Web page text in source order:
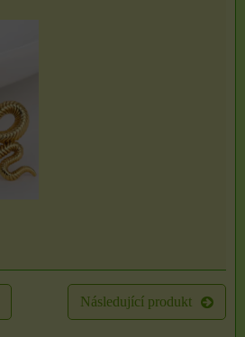
Následující produkt